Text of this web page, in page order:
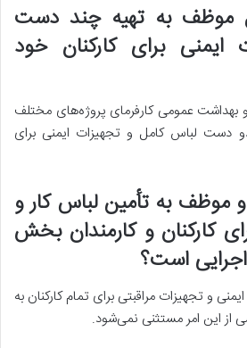
موظف به تهیه چند دست
برای کارکنان خود
و بهداشت عمومی کارفرمای پروژه‌های مختلف
دست لباس کامل و تجهیزات ایمنی برای
و موظف به تأمین لباس کار و
کارکنان و کارمندان بخش
است؟
و تجهیزات مراقبتی برای تمام کارکنان به
از این امر مستثنی نمی‌شود.